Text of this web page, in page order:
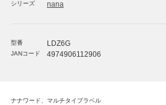
シリーズ nana
型番 LDZ6G
JANコード 4974906112906
ナナワード、マルチタイプラベル